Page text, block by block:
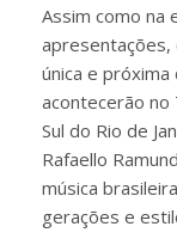
Assim como na
apresentações,
única e
acontecerão no
Sul do Rio de
Rafaello
música
gerações e